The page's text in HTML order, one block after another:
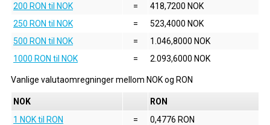
200 RON til NOK
=
418,7200 NOK
250 RON til NOK
=
523,4000 NOK
500 RON til NOK
=
1.046,8000 NOK
1000 RON til NOK
= 2.093,6000 NOK
Vanlige valutaomregninger mellom NOKog RON
NOK
RON
1 NOK til RON
=
0,4776 RON